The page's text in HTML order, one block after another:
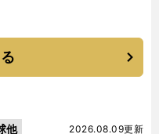
2026.08.09更新
他